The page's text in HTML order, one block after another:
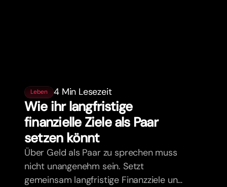
Leben 4 Min Lesezeit
Wie ihr langfristige
finanzielle Ziele als Paar
setzen könnt
Über Geld als Paar zu sprechen muss
nicht unangenehm sein. Setzt
gemeinsam langfristige Finanzziele und